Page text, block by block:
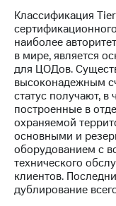
Документы
ПАО
"МТС"
Собрания
Личный
кабинет
акционера
капитал
Контроль
и
Классификация
наиболее
в мире, является
для ЦОДов.
высоконадежным
статус получают, в
построенные в
охраняемой
основными и
оборудованием с
технического
клиентов.
дублирование